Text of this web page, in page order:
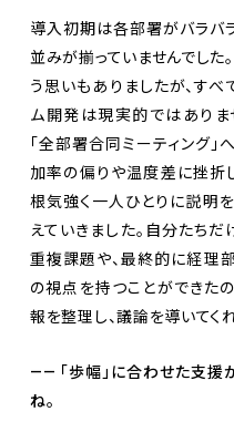
導入初期は各部署がバラバ
並みが揃っていませんでした
う思いもありましたが、す
ム開発は現実的ではありま
「全部署合同ミーティング」
加率の偏りや温度差に挫折
根気強く一人ひとりに説明
えていきました。自分たち
重複課題や、最終的に経理
の視点を持つことができた
報を整理し、議論を導いてく
—— 「歩幅」に合わせた支援
ね。